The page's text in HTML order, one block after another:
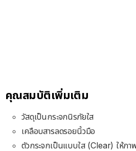
คุณสมบัติเพิ่มเติม
วัสดุเป็นกระจกนิรภัยใส
เคลือบสารลดรอยนิ้วมือ
ตัวกระจกเป็นแบบใส (Clear) ให้ภ